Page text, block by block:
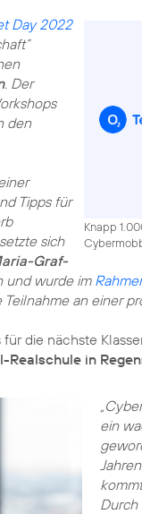
Knapp
Day 2022
. Der
den
Tipps für
sich
Graf-
und wurde im
an einer
die nächste
in
ein
Durch